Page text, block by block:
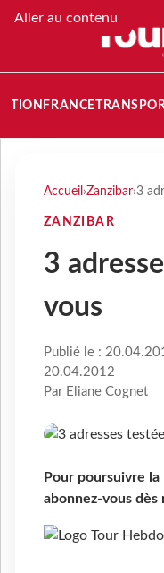
Aller au contenu
FRANCE
Accueil ›Zanzibar›3
ZANZIBAR
3
vous
Publié le :
20.04.2012
Par Eliane Cognet
Pour poursuivre
abonnez-vous dès